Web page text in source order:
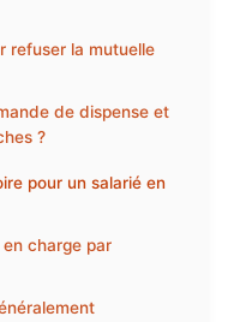
refuser la mutuelle
de dispense et
?
pour un salarié en
charge par